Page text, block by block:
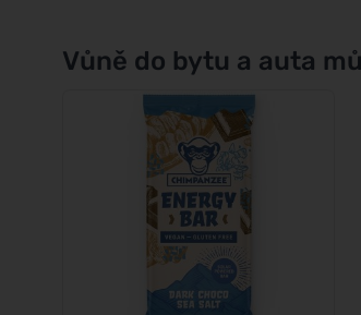
Vůně do bytu a auta